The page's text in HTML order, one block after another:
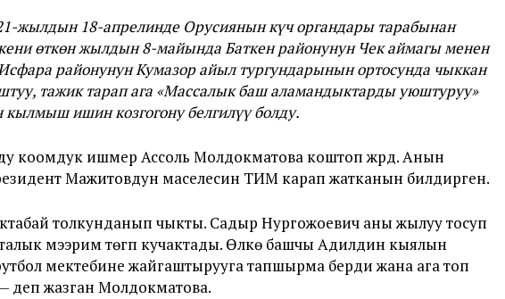
жылдын 18-апрелинде Орусиянын күч органдары тарабынан
өткөн жылдын 8-майында Баткен районунун Чек аймагы менен
районунун Кумазор айыл тургундарынын ортосунда чыккан
тажик тарап ага «Массалык баш аламандыктарды уюштуруу»
кылмыш ишин козгогону белгилүү болду.
коомдук ишмер Ассоль Молдокматова коштоп жүрдү. Анын
Мажитовдун маселесин ТИМ карап жатканын билдирген.
толкунданып чыкты. Садыр Нургожоевич аны жылуу тосуп
мээрим төгүп кучактады. Өлкө башчы Адилдин кыялын
футбол мектебине жайгаштырууга тапшырма берди жана ага топ
деп жазган Молдокматова.